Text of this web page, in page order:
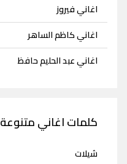
اغاني فيروز
اغاني كاظم الساهر
اغاني عبد الحليم حافظ
كلمات اغاني متنوعة
شيلات